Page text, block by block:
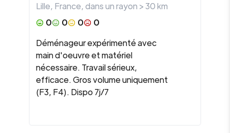
Lille, France, dans un rayon >30km
0
0 0
0
Déménageur expérimenté avec
main d'oeuvre et matériel
nécessaire. Travail sérieux,
efficace. Gros volume uniquement
(F3, F4). Dispo 7j/7